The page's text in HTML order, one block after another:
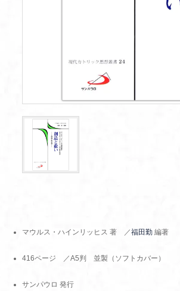
マウルス・ハインリッヒス 著 ／福田勤 編著
416ページ ／A5判 並製（ソフトカバー）
サンパウロ 発行